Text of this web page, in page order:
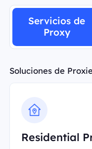
Servicios de
Proxy
Soluciones de
Residential